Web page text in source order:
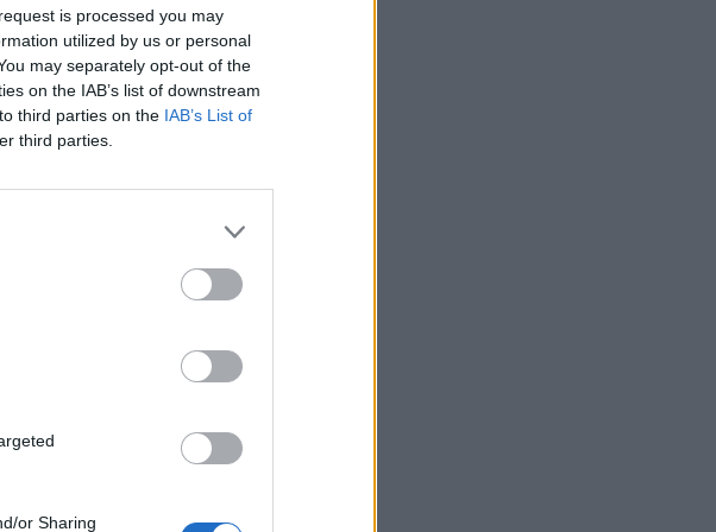
is processed you may
utilized by us or personal
may separately opt-out of the
on the IAB’s list of downstream
third parties on the IAB’s List of
third parties.
or Sharing
ούτε
του;
σε
με
η